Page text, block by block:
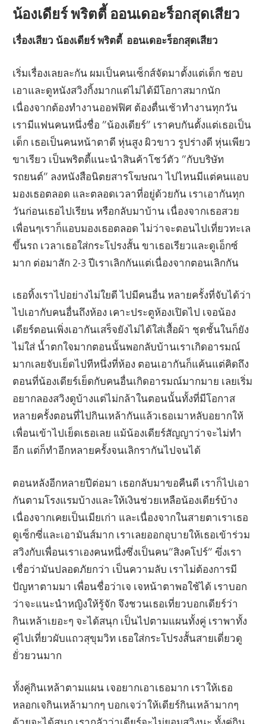
น้องเดียร์ พริตตี้ ออนเดอะร็อกสุดเสียว
เรื่องเสียว น้องเดียร์ พริตตี้ ออนเดอะร็อกสุดเสียว
เริ่มเรื่องเลยละกัน ผมเป็นคนเซ็กส์จัดมาตั้งแต่เด็ก ชอบ
เอาและดูหนังสวิงกิ้งมากแต่ไม่ได้มีโอกาสมากนัก
เนื่องจากต้องทำงานออฟฟิศ ต้องตื่นเช้าทำงานทุกวัน
เรามีแฟนคนหนึ่งชื่อ ”น้องเดียร์” เราคบกันตั้งแต่เธอเป็น
เด็ก เธอเป็นคนหน้าตาดี หุ่นสูง ผิวขาว รูปร่างดี หุ่นเพียว
ขาเรียว เป็นพริตตี้แนะนำสินค้าโชว์ตัว ”กับบริษัท
รถยนต์” ลงหนังสือนิตยสารโฆษณา ไปไหนมีแต่คนแอบ
มองเธอตลอด และตลอดเวลาที่อยู่ด้วยกัน เราเอากันทุก
วันก่อนเธอไปเรียน หรือกลับมาบ้าน เนื่องจากเธอสวย
เพื่อนๆเราก็แอบมองเธอตลอด ไม่ว่าจะตอนไปเที่ยวทะเล
ขึ้นรถ เวลาเธอใส่กระโปรงสั้น ขาเธอเรียวและดูเอ็กซ์
มาก ต่อมาสัก 2-3 ปีเราเลิกกันแต่เนื่องจากตอนเลิกกัน
เธอทิ้งเราไปอย่างไม่ใยดี ไปมีคนอื่น หลายครั้งที่จับได้ว่า
ไปเอากับคนอื่นถึงห้อง เคาะประตูห้องเปิดไป เจอน้อง
เดียร์ตอนเพิ่งเอากันเสร็จยังไม่ได้ใส่เสื้อผ้า ชุดชั้นในก็ยัง
ไม่ใส่ น้ำตกใจมากตอนนั้นพอกลับบ้านเราเกิดอารมณ์
มากเลยจับเย็ดไปทีหนึ่งที่ห้อง ตอนเอากันก็แค้นแต่คิดถึง
ตอนที่น้องเดียร์เย็ดกับคนอื่นเกิดอารมณ์มากมาย เลยเริ่ม
อยากลองสวิงดูบ้างแต่ไม่กล้าในตอนนั้นทั้งที่มีโอกาส
หลายครั้งตอนที่ไปกินเหล้ากันแล้วเธอเมาหลับอยากให้
เพื่อนเข้าไปเย็ดเธอเลย แม้น้องเดียร์สัญญาว่าจะไม่ทำ
อีก แต่ก็ทำอีกหลายครั้งจนเลิกรากันไปจนได้
ตอนหลังอีกหลายปีต่อมา เธอกลับมาขอคืนดี เราก็ไปเอา
กันตามโรงแรมบ้างและให้เงินช่วยเหลือน้องเดียร์บ้าง
เนื่องจากเคยเป็นเมียเก่า และเนื่องจากในสายตาเราเธอ
ดูเซ็กซี่และเอามันส์มาก เราเลยออกอุบายให้เธอเข้าร่วม
สวิงกับเพื่อนเราเองคนหนึ่งซึ่งเป็นคน”สิงคโปร์” ฃึ่งเรา
เชื่อว่ามันปลอดภัยกว่า เป็นความลับ เราไม่ต้องการมี
ปัญหาตามมา เพื่อนชื่อว่าเจ เจหน้าตาพอใช้ได้ เราบอก
ว่าจะแนะนำหญิงให้รู้จัก จึงชวนเธอเที่ยวบอกเดียร์ว่า
กินเหล้าเยอะๆ จะได้สนุก เป็นไปตามแผนทั้งคู่ เราพาทั้ง
คู่ไปเที่ยวผับแถวสุขุมวิท เธอใส่กระโปรงสั้นสายเดี่ยวดู
ยั่วยวนมาก
ทั้งคู่กินเหล้าตามแผน เจอยากเอาเธอมาก เราให้เธอ
หลอกเจกินเหล้ามากๆ บอกเจว่าให้เดียร์กินเหล้ามากๆ